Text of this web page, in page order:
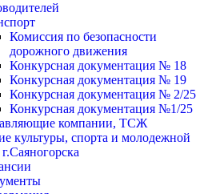
Комиссия по безопасности
дорожного движения
Конкурсная документация № 18
Конкурсная документация № 19
Конкурсная документация № 2/25
Конкурсная документация №1/25
компании, ТСЖ
культуры, спорта и молодежной